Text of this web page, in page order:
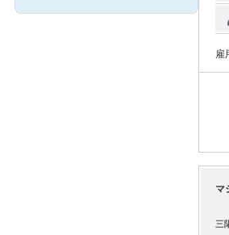
雇
マ
三